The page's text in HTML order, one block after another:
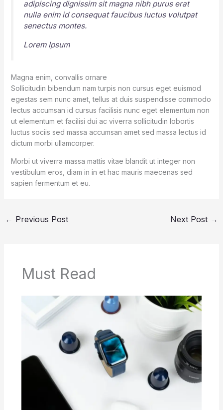
adipiscing dignissim sit magna nibh purus erat
nulla enim id consequat faucibus luctus volutpat
senectus montes.
Lorem Ipsum
Magna enim, convallis ornare
Sollicitudin bibendum nam turpis non cursus eget euismod
egestas sem nunc amet, tellus at duis suspendisse commodo
lectus accumsan id cursus facilisis nunc eget elementum non
ut elementum et facilisi dui ac viverra sollicitudin lobortis
luctus sociis sed massa accumsan amet sed massa lectus id
dictum morbi ullamcorper.
Morbi ut viverra massa mattis vitae blandit ut integer non
vestibulum eros, diam in in et hac mauris maecenas sed
sapien fermentum et eu.
← Previous Post Next Post →
Must Read